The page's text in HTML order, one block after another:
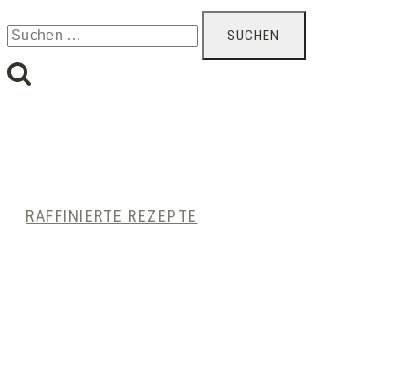
Suchen
nach:
RAFFINIERTE REZEPTE